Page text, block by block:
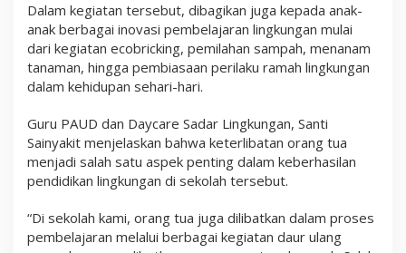
n
g
a
S
e
a
k
D
i
n
i
Dalam kegiatan tersebut, dibagikan juga kepada anak-
anak berbagai inovasi pembelajaran lingkungan mulai
dari kegiatan ecobricking, pemilahan sampah, menanam
tanaman, hingga pembiasaan perilaku ramah lingkungan
dalam kehidupan sehari-hari.
Guru PAUD dan Daycare Sadar Lingkungan, Santi
Sainyakit menjelaskan bahwa keterlibatan orang tua
menjadi salah satu aspek penting dalam keberhasilan
pendidikan lingkungan di sekolah tersebut.
“Di sekolah kami, orang tua juga dilibatkan dalam proses
pembelajaran melalui berbagai kegiatan daur ulang